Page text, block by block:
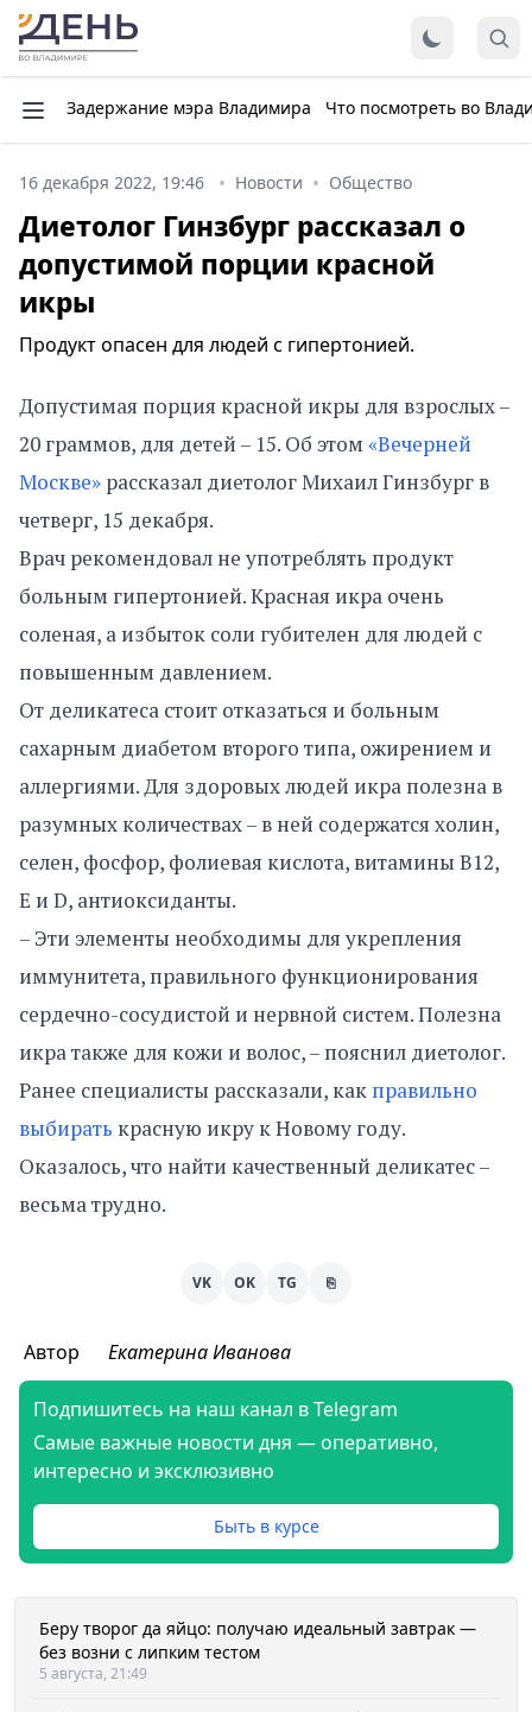
Задержание мэра Владимира Что посмотреть во
16 декабря 2022, 19:46 Новости Общество
Диетолог Гинзбург рассказал о
допустимой порции красной
икры
Продукт опасен для людей с гипертонией.
Допустимая порция красной икры для взрослых –
20 граммов, для детей – 15. Об этом«Вечерней
Москве» рассказал диетолог Михаил Гинзбург в
четверг, 15 декабря.
Врач рекомендовал не употреблять продукт
больным гипертонией. Красная икра очень
соленая, а избыток соли губителен для людей с
повышенным давлением.
От деликатеса стоит отказаться и больным
сахарным диабетом второго типа, ожирением и
аллергиями. Для здоровых людей икра полезна в
разумных количествах – в ней содержатся холин,
селен, фосфор, фолиевая кислота, витамины В12,
E и D, антиоксиданты.
– Эти элементы необходимы для укрепления
иммунитета, правильного функционирования
сердечно-сосудистой и нервной систем. Полезна
икра также для кожи и волос, – пояснил диетолог.
Ранее специалисты рассказали, как правильно
выбирать красную икру к Новому году.
Оказалось, что найти качественный деликатес –
весьма трудно.
VK OK TG ⎘
Автор Екатерина Иванова
Подпишитесь на наш канал в Telegram
Самые важные новости дня — оперативно,
интересно и эксклюзивно
Быть в курсе
Беру творог да яйцо: получаю идеальный завтрак —
без возни с липким тестом
5 августа, 21:49